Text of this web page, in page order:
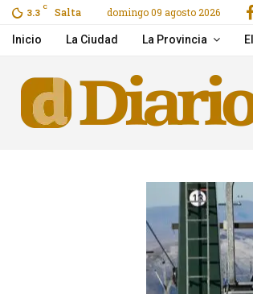
3.3 C Salta domingo 09 agosto 2026
Inicio La Ciudad La Provincia